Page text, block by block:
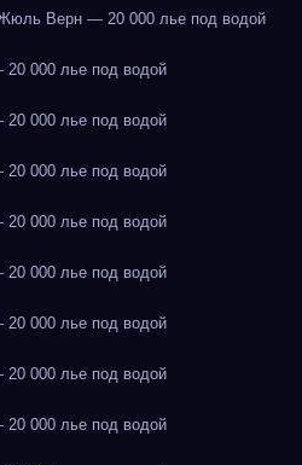
Верн — 20 000 лье под водой
000 лье под водой
000 лье под водой
000 лье под водой
000 лье под водой
000 лье под водой
000 лье под водой
000 лье под водой
000 лье под водой